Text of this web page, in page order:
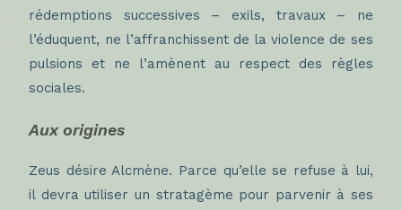
rédemptions successives – exils, travaux – ne
l’éduquent, ne l’affranchissent de la violence de ses
pulsions et ne l’amènent au respect des règles
sociales.
Aux origines
Zeus désire Alcmène. Parce qu’elle se refuse à lui,
il devra utiliser un stratagème pour parvenir à ses